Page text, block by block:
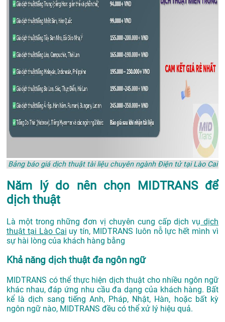
Bảng báo giá dịch thuật tài liệu chuyên ngành Điện tử tại Lào Cai
Năm lý do nên chọn MIDTRANS để
dịch thuật
Là một trong những đơn vị chuyên cung cấp dịch vụ dịch
thuật tại Lào Cai uy tín, MIDTRANS luôn nỗ lực hết mình vì
sự hài lòng của khách hàng bằng
Khả năng dịch thuật đa ngôn ngữ
MIDTRANS có thể thực hiện dịch thuật cho nhiều ngôn ngữ
khác nhau, đáp ứng nhu cầu đa dạng của khách hàng. Bất
kể là dịch sang tiếng Anh, Pháp, Nhật, Hàn, hoặc bất kỳ
ngôn ngữ nào, MIDTRANS đều có thể xử lý hiệu quả.